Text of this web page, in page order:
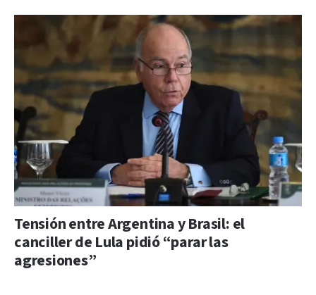
Tensión entre Argentina y Brasil: el
canciller de Lula pidió “parar las
agresiones”